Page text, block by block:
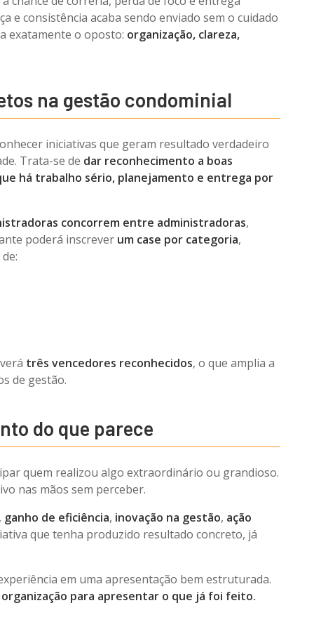
e consistência acaba sendo enviado sem o cuidado
exatamente o oposto: organização, clareza,
na gestão condominial
iniciativas que geram resultado verdadeiro
Trata-se de dar reconhecimento a boas
há trabalho sério, planejamento e entrega por
concorrem entre administradoras,
poderá inscrever um case por categoria,
três vencedores reconhecidos, o que amplia a
de gestão.
do que parece
quem realizou algo extraordinário ou grandioso.
nas mãos sem perceber.
ganho de eficiência, inovação na gestão, ação
que tenha produzido resultado concreto, já
em uma apresentação bem estruturada.
para apresentar o que já foi feito.